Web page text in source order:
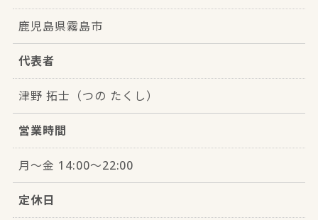
鹿児島県霧島市
代表者
津野 拓士（つの たくし）
営業時間
月～金 14:00～22:00
定休日